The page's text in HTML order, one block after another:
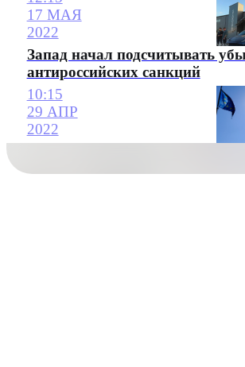
17 МАЯ
2022
Запад начал подсчитывать
антироссийских санкций
10:15
29 АПР
2022